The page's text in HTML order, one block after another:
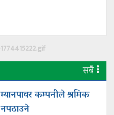
सबै
म्यानपावर कम्पनीले श्रमिक
नपठाउने